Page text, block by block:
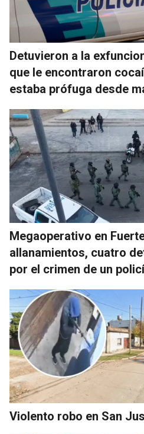
Detuvieron a la
que le encontraron
estaba prófuga desde
Megaoperativo en
allanamientos, cuatro
por el crimen de un
Violento robo en San